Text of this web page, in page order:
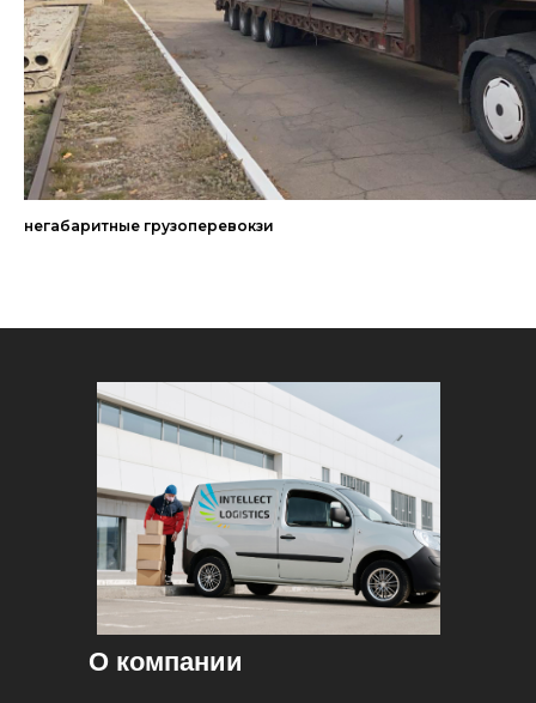
негабаритные грузоперевокзи
О компании